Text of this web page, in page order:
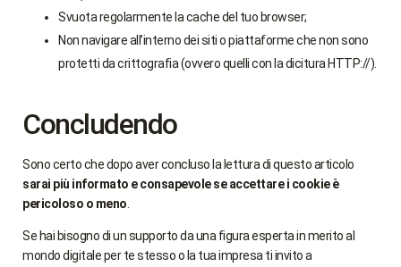
Svuota regolarmente la cache del tuo browser;
Non navigare all’interno dei siti o piattaforme che non sono
protetti da crittografia (ovvero quelli con la dicitura HTTP://).
Concludendo
Sono certo che dopo aver concluso la lettura di questo articolo
sarai più informato e consapevole se accettare i cookie è
pericoloso o meno
Se hai bisogno di un supporto da una figura esperta in merito al
mondo digitale per te stesso o la tua impresa ti invito a